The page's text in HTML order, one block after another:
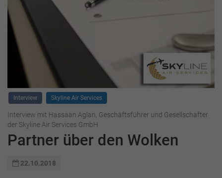
Interview Skyline Air Services
Interview mit Hassaan Aglan, Geschäftsführer und Gesellschafter
der Skyline Air Services GmbH
Partner über den Wolken
22.10.2018